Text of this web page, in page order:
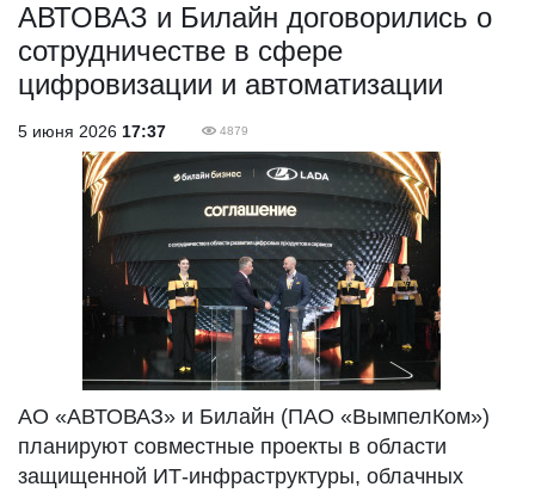
АВТОВАЗ и Билайн договорились о
сотрудничестве в сфере
цифровизации и автоматизации
5 июня 2026 17:37 4879
АО «АВТОВАЗ» и Билайн (ПАО «ВымпелКом»)
планируют совместные проекты в области
защищенной ИТ-инфраструктуры, облачных